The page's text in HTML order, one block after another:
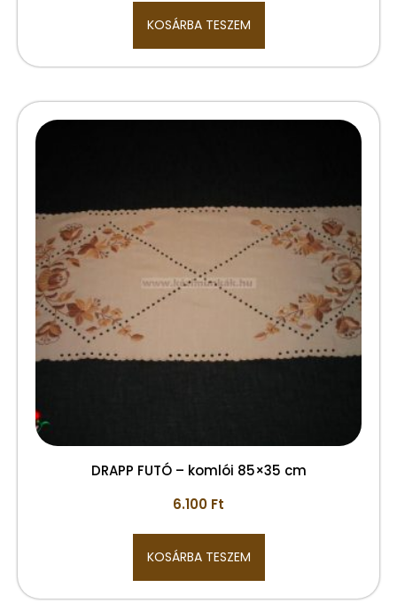
KOSÁRBA TESZEM
DRAPP FUTÓ – komlói 85×35 cm
6.100 Ft
KOSÁRBA TESZEM